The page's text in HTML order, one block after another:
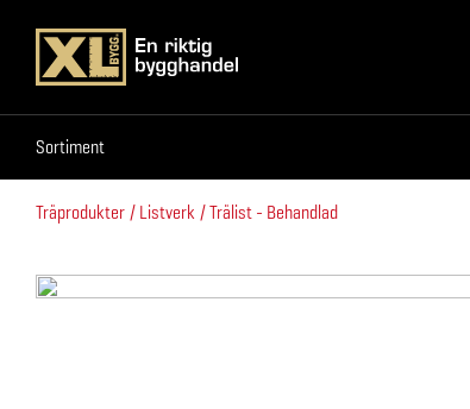
Sortiment
Sortiment
Träprodukter Listverk Trälist - Behandlad